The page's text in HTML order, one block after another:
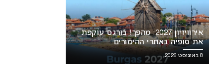
אירוויזיון 2027: מהפך! בורגס עוקפת
את סופיה באתרי ההימורים
8 באוגוסט 2026